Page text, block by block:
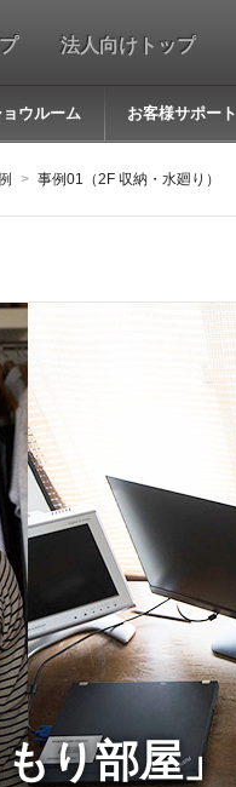
法人向けトップ
ョウルーム お客様サポート
事例01（2F 収納・水廻り）
り部屋」